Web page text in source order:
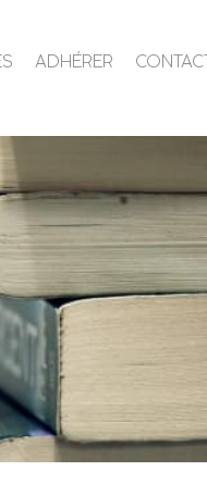
ADHÉRER CONTACT